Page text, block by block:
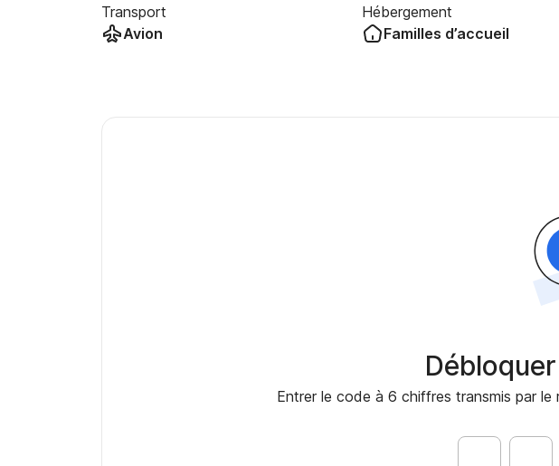
Transport
Avion
Hébergement
Familles d’accueil
Entrer le code à 6 chiffres transmis par